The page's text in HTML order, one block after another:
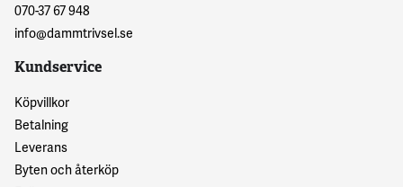
070-37 67 948
info@dammtrivsel.se
Kundservice
Köpvillkor
Betalning
Leverans
Byten och återköp